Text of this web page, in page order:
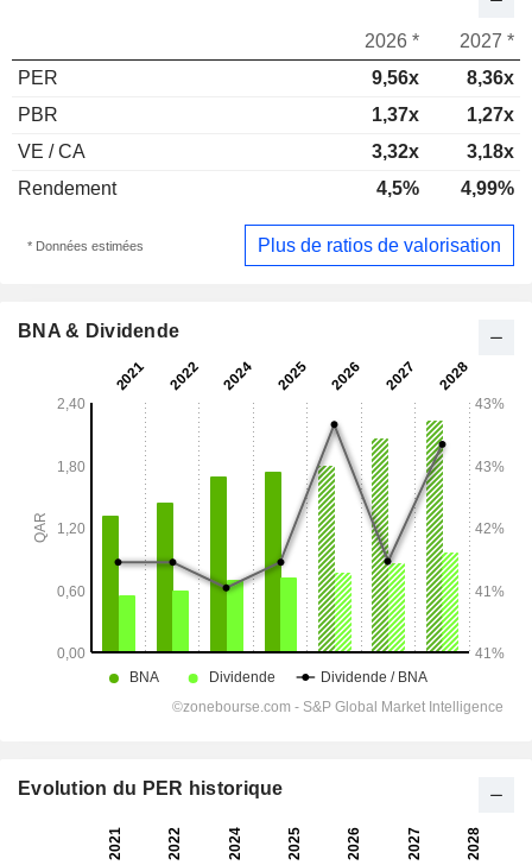
2026 *
2027 *
PER
9,56x
8,36x
PBR
1,37x
1,27x
VE / CA
3,32x
3,18x
Rendement
4,5% 4,99%
* Données estimées Plus de ratios de valorisation
BNA & Dividende
Evolution du PER historique